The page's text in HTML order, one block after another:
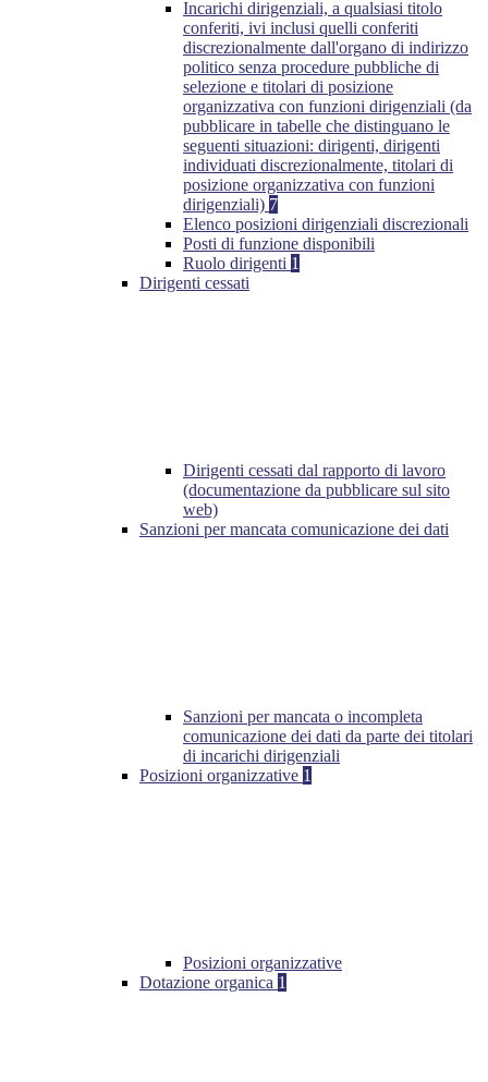
Incarichi dirigenziali, a qualsiasi titolo
conferiti, ivi inclusi quelli conferiti
discrezionalmente dall'organo di indirizzo
politico senza procedure pubbliche di
selezione e titolari di posizione
organizzativa con funzioni dirigenziali (da
pubblicare in tabelle che distinguano le
seguenti situazioni: dirigenti, dirigenti
individuati discrezionalmente, titolari di
posizione organizzativa con funzioni
dirigenziali) 7
Elenco posizioni dirigenziali discrezionali
Posti di funzione disponibili
Ruolo dirigenti 1
Dirigenti cessati
Dirigenti cessati dal rapporto di lavoro
(documentazione da pubblicare sul sito
web)
Sanzioni per mancata comunicazione dei dati
Sanzioni per mancata o incompleta
comunicazione dei dati da parte dei titolari
di incarichi dirigenziali
Posizioni organizzative 1
Posizioni organizzative
Dotazione organica 1